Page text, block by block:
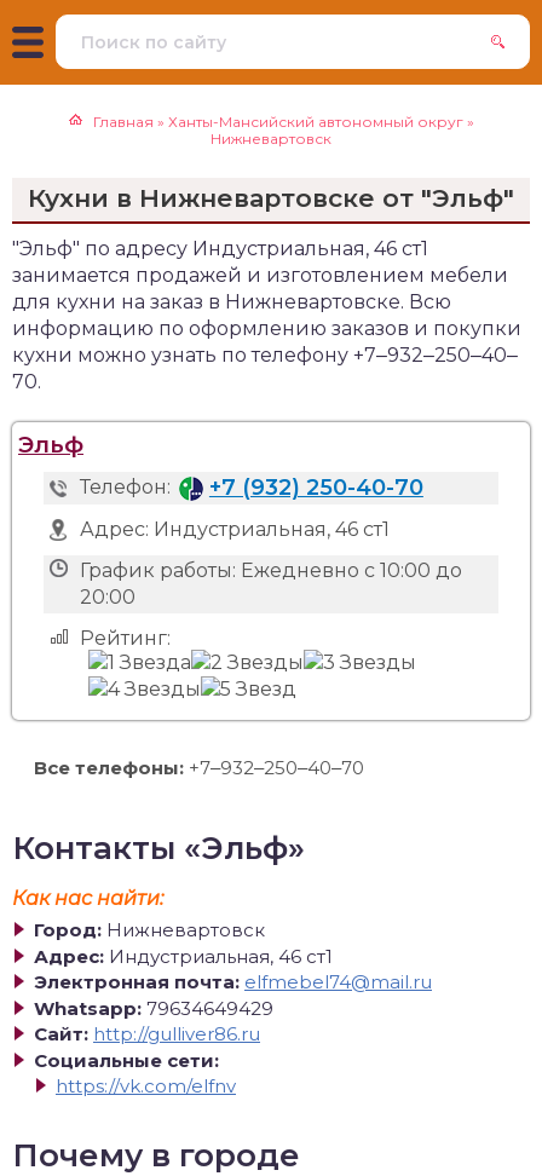
Главная » Ханты-Мансийский автономный округ »
Нижневартовск
Кухни в Нижневартовске от "Эльф"
"Эльф" по адресу Индустриальная, 46 ст1
занимается продажей и изготовлением мебели
для кухни на заказ в Нижневартовске. Всю
информацию по оформлению заказов и покупки
кухни можно узнать по телефону +7‒932‒250‒40‒
70.
Эльф
Телефон: +7 (932) 250-40-70
Адрес: Индустриальная, 46 ст1
График работы: Ежедневно с 10:00 до
20:00
Рейтинг:
Все телефоны: +7‒932‒250‒40‒70
Контакты «Эльф»
Как нас найти:
Город: Нижневартовск
Адрес: Индустриальная, 46 ст1
Электронная почта: elfmebel74@mail.ru
Whatsapp: 79634649429
Сайт: http://gulliver86.ru
Социальные сети:
https://vk.com/elfnv
Почему в городе